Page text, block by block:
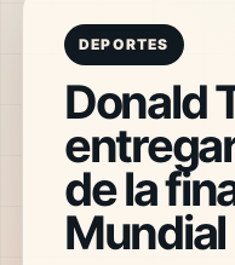
DEPORTES
Donald
de la